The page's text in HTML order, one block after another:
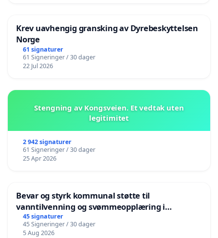
Krev uavhengig gransking av Dyrebeskyttelsen
Norge
61 signaturer
61 Signeringer / 30 dager
22 Jul 2026
Stengning av Kongsveien. Et vedtak uten
legitimitet
2 942 signaturer
61 Signeringer / 30 dager
25 Apr 2026
Bevar og styrk kommunal støtte til
vanntilvenning og svømmeopplæring i
barnehagene i Haugesund
45 signaturer
45 Signeringer / 30 dager
5 Aug 2026